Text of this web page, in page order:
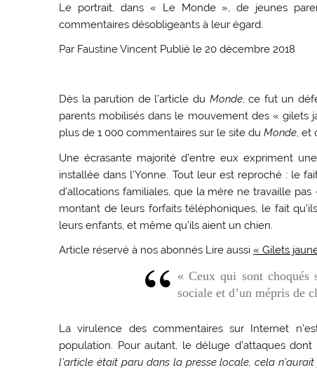
Le portrait, dans « Le Monde », de jeunes
commentaires désobligeants à leur égard.
Par Faustine Vincent Publié le 20 décembre 2018
Dès la parution de l’article du Monde, ce fut un
parents mobilisés dans le mouvement des « gilets
plus de 1 000 commentaires sur le site duMonde, et
Une écrasante majorité d’entre eux expriment
installée dans l’Yonne. Tout leur est reproché : le
d’allocations familiales, que la mère ne travaille
montant de leurs forfaits téléphoniques, le fait
leurs enfants, et même qu’ils aient un chien.
Article réservé à nos abonnés Lire aussi« Gilets
« Ceux qui sont choqués
sociale et d’un mépris de
La virulence des commentaires sur Internet
population. Pour autant, le déluge d’attaques
l’article était paru dans la presse locale, cela